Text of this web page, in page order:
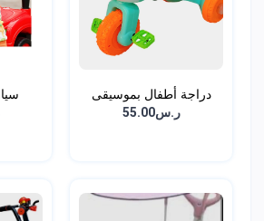
دراجة أطفال بموسيقى
وان...ر.س55.00